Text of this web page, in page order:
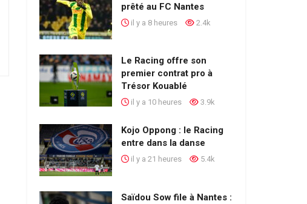
prêté au FC Nantes
il y a 8 heures 2.4k
Le Racing offre son
premier contrat pro à
Trésor Kouablé
il y a 10 heures 3.9k
Kojo Oppong : le Racing
entre dans la danse
il y a 21 heures 5.4k
Saïdou Sow file à Nantes :